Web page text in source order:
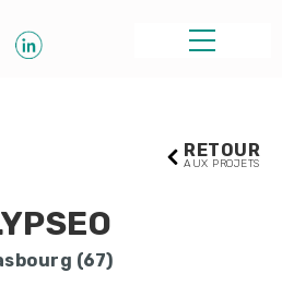
RETOUR
AUX PROJETS
(67)